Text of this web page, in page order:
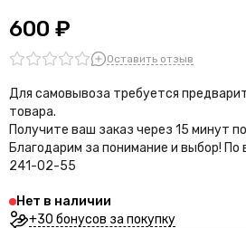
600 ₽
Оставить отзыв
Для самовывоза требуется
товара.
Получите ваш заказ через 15 минут
Благодарим за понимание и выбор! По
241-02-55
Нет в наличии
+30 бонусов за покупку